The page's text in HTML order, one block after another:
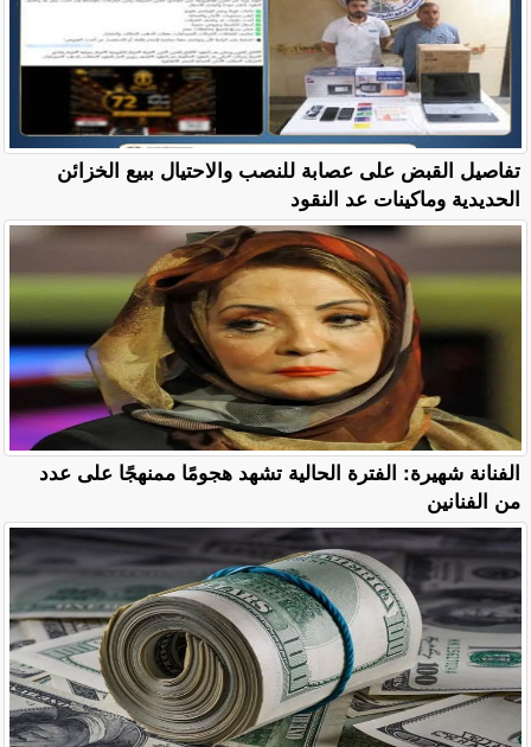
تفاصيل القبض على عصابة للنصب والاحتيال ببيع الخزائن
الحديدية وماكينات عد النقود
الفنانة شهيرة: الفترة الحالية تشهد هجومًا ممنهجًا على عدد
من الفنانين